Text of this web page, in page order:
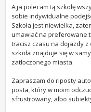
A ja polecam tą szkołę
sobie indywidualne
Szkoła jest niewielka,
umawiać na preferowane
tracisz czasu na dojazdy z
szkoła znajduje się w
zatłoczonego miasta.
Zapraszam do riposty
posta, który w moim
sfrustrowany, albo